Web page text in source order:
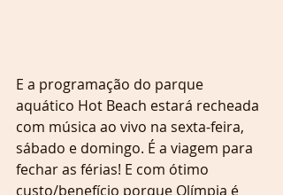
E a programação do parque
aquático Hot Beach estará recheada
com música ao vivo na sexta-feira,
sábado e domingo. É a viagem para
fechar as férias! E com ótimo
custo/benefício porque Olímpia é